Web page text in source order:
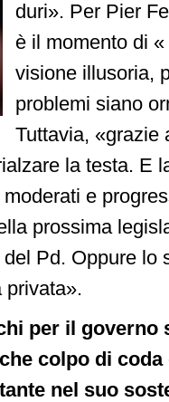
duri». Per Pier
è il momento di
visione illusoria,
problemi siano
Tuttavia, «grazie
la testa. E
e
prossima
Pd. Oppure lo
privata».
per il governo
colpo di coda
nel suo